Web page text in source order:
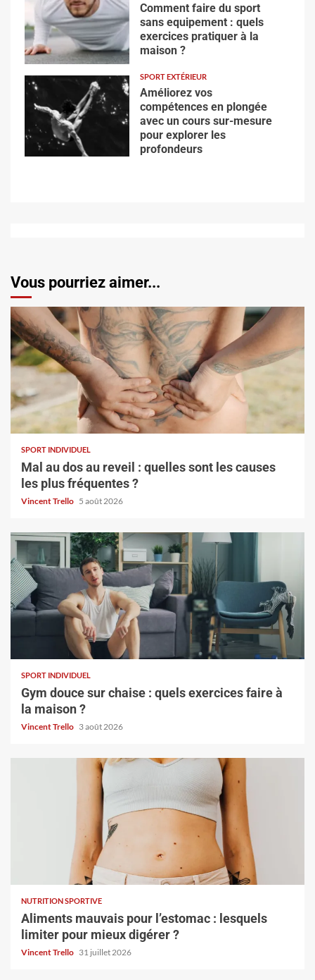
Comment faire du sport
sans equipement : quels
exercices pratiquer à la
maison ?
SPORT EXTÉRIEUR
Améliorez vos
compétences en plongée
avec un cours sur-mesure
pour explorer les
profondeurs
Vous pourriez aimer...
SPORT INDIVIDUEL
Mal au dos au reveil : quelles sont les causes
les plus fréquentes ?
Vincent Trello 5 août 2026
SPORT INDIVIDUEL
Gym douce sur chaise : quels exercices faire à
la maison ?
Vincent Trello 3 août 2026
NUTRITION SPORTIVE
Aliments mauvais pour l’estomac : lesquels
limiter pour mieux digérer ?
Vincent Trello 31 juillet 2026